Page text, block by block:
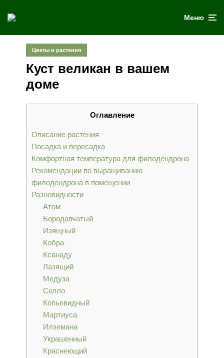
Меню
Цветы и растения
Куст великан в вашем
доме
Оглавление
Описание растения
Посадка и пересадка
Комфортная температура для филодендрона
Рекомендации по выращиванию
филодендрона в помещении
Разновидности
Атом
Бородавчатый
Изящный
Кобра
Ксанаду
Лазящий
Медуза
Селло
Копьевидный
Мартиуса
Илземана
Украшенный
Краснеющий